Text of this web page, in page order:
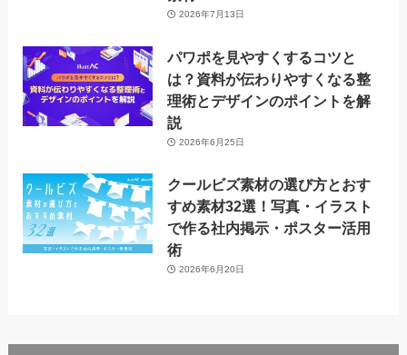
2026年7月13日
パワポを見やすくするコツと
は？資料が伝わりやすくなる整
理術とデザインのポイントを解
説
2026年6月25日
クールビズ素材の選び方とおす
すめ素材32選！写真・イラスト
で作る社内掲示・ポスター活用
術
2026年6月20日